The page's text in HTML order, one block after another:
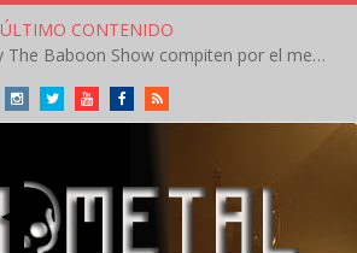
ÚLTIMO CONTENIDO
Crónica: In Flames y The Baboon Show compiten por el mejor concierto del día en el Leyendas del Rock – Viernes – Agosto 2026
InstagramTwitterYoutubeFacebookRSS